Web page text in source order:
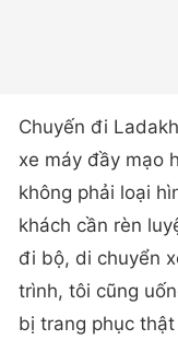
Chuyến đi
xe máy đầy mạo
không phải loại
khách cần rèn
đi bộ, di chuyển
trình, tôi cũng
bị trang phục thật